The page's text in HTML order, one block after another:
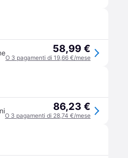
58,99 €
O 3 pagamenti di 19,66 €/mese
86,23 €
O 3 pagamenti di 28,74 €/mese